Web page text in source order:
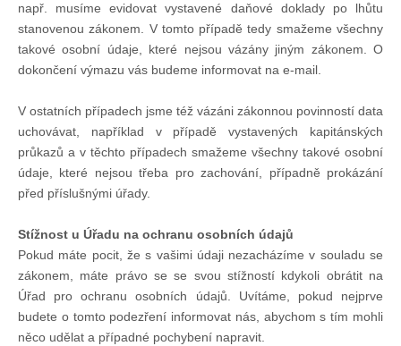
např. musíme evidovat vystavené daňové doklady po lhůtu
stanovenou zákonem. V tomto případě tedy smažeme všechny
takové osobní údaje, které nejsou vázány jiným zákonem. O
dokončení výmazu vás budeme informovat na e-mail.
V ostatních případech jsme též vázáni zákonnou povinností data
uchovávat, například v případě vystavených kapitánských
průkazů a v těchto případech smažeme všechny takové osobní
údaje, které nejsou třeba pro zachování, případně prokázání
před příslušnými úřady.
Stížnost u Úřadu na ochranu osobních údajů
Pokud máte pocit, že s vašimi údaji nezacházíme v souladu se
zákonem, máte právo se se svou stížností kdykoli obrátit na
Úřad pro ochranu osobních údajů. Uvítáme, pokud nejprve
budete o tomto podezření informovat nás, abychom s tím mohli
něco udělat a případné pochybení napravit.